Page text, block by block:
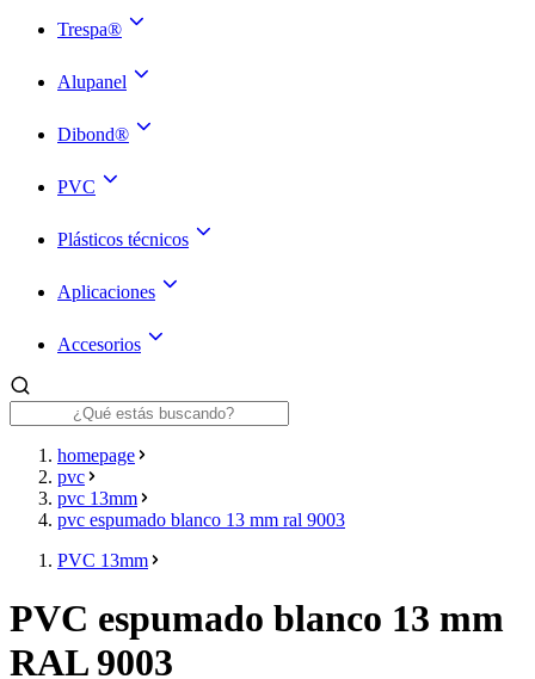
Trespa®
Alupanel
Dibond®
PVC
Plásticos técnicos
Aplicaciones
Accesorios
homepage
pvc
pvc 13mm
pvc espumado blanco 13 mm ral 9003
PVC 13mm
PVC espumado blanco 13 mm
RAL 9003